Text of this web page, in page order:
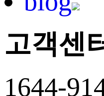
고객센
1644-